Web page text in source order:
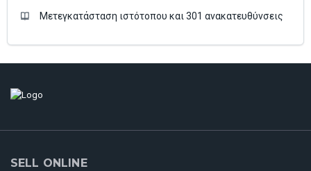
Μετεγκατάσταση ιστότοπου και 301 ανακατευθύνσεις
SELL ONLINE